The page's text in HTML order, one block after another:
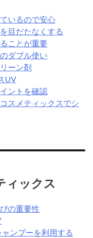
いるので安心
目だたなくする
ことが重要
ダブル使い
ーン剤
UV
ントを確認
スメティックスでシ
ィックス
の重要性
ンプーを利用する